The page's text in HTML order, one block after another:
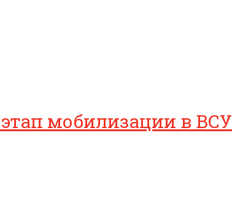
мобилизации в ВСУ